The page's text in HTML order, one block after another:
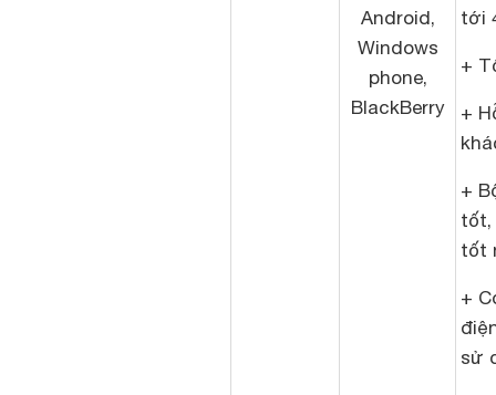
Android,
Windows
phone,
BlackBerry
tới
+
+
+
tốt,
tốt
+
sử